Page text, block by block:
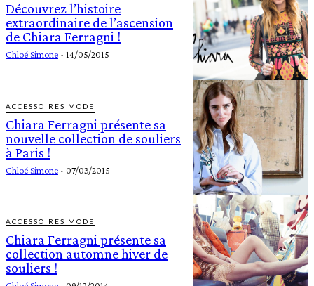
Découvrez l’histoire
extraordinaire de l’ascension
de Chiara Ferragni !
Chloé Simone - 14/05/2015
ACCESSOIRES MODE
Chiara Ferragni présente sa
nouvelle collection de souliers
à Paris !
Chloé Simone - 07/03/2015
ACCESSOIRES MODE
Chiara Ferragni présente sa
collection automne hiver de
souliers !